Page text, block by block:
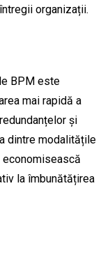
organizații.
BPM este
mai rapidă a
și
dintre modalitățile
la îmbunătățirea